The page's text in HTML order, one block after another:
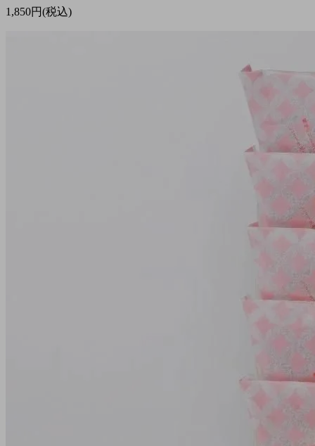
1,850円(税込)